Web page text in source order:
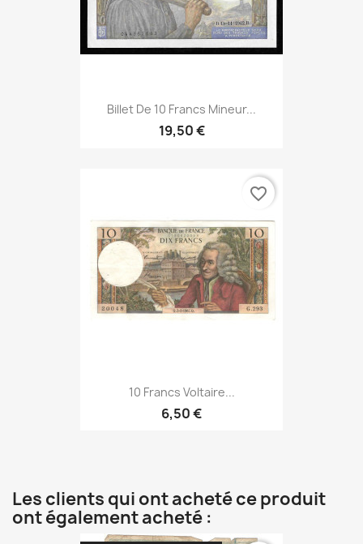
Billet De 10 Francs Mineur...
19,50 €
10 Francs Voltaire...
6,50 €
favorite_border
Les clients qui ont acheté ce produit
ont également acheté :